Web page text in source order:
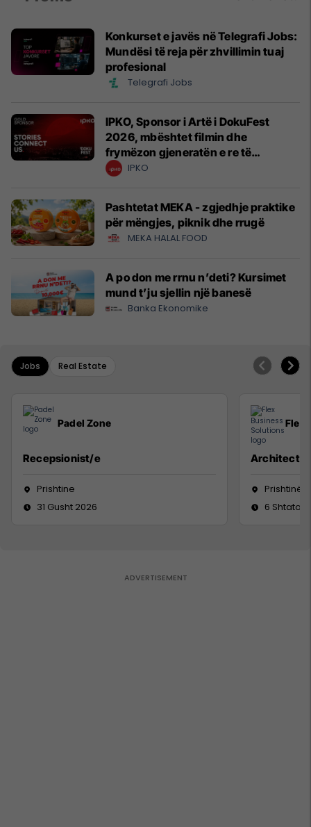
Konkurset e javës në Telegrafi Jobs:
Mundësi të reja për zhvillimin tuaj
profesional
Telegrafi Jobs
IPKO, Sponsor i Artë i DokuFest
2026, mbështet filmin dhe
frymëzon gjeneratën e re të
krijuesve
IPKO
Pashtetat MEKA - zgjedhje praktike
për mëngjes, piknik dhe rrugë
MEKA HALAL FOOD
A po don me rrnu n’deti? Kursimet
mund t’ju sjellin një banesë
Banka Ekonomike
Jobs Real Estate
Padel Zone
Recepsionist/e
Prishtine
31 Gusht 2026
Flex
Architect
Prishtinë
6 Shtator